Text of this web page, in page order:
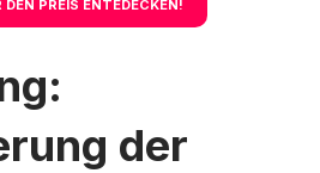
PREIS ENTEDECKEN!
der